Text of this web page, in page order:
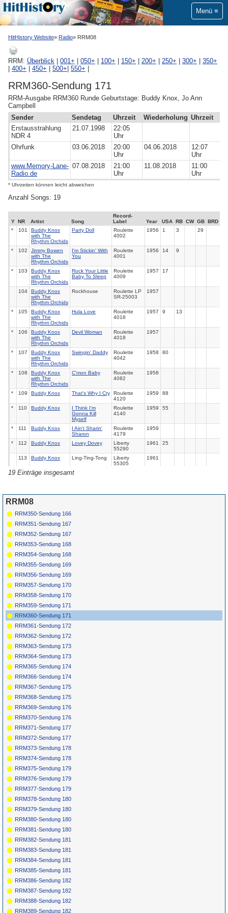
Menü
HitHistory Website Radio RRM08
RRM: Überblick 001+ 050+ 100+ 150+ 200+ 250+ 300+
350+
400+ 450+ 500+ 550+
RRM360-Sendung 171
RRM-Ausgabe RRM360 Runde Geburtstage: Buddy Knox, Jo Ann
Campbell
Sender
Sendetag Uhrzeit Wiederholung Uhrzeit
Erstausstrahlung
NDR 4
21.07.1998
22:05
Uhr
Ohrfunk
03.06.2018
20:00
Uhr
04.06.2018
12:07
Uhr
www.Memory-Lane-
Radio.de
07.08.2018
21:00
Uhr
11.08.2018
11:00
Uhr
* Uhrzeiten können leicht abweichen
Anzahl Songs: 19
Y NR Artist Song
Record-
Label
Year USA RB CW GB BRD
*
101
Buddy Knox
with The
Rhythm Orchids
Party Doll
Roulette
4002
1956 1 3 29
* 102
Jimmy Bowen
with The
Rhythm Orchids
I'm Stickin' With
You
Roulette
4001
1956 14 9
* 103
Buddy Knox
with The
Rhythm Orchids
Rock Your Little
Baby To Sleep
Roulette
4009
1957 17
104
Buddy Knox
with The
Rhythm Orchids
Rockhouse
Roulette LP
SR-25003
1957
* 105
Buddy Knox
with The
Rhythm Orchids
Hula Love
Roulette
4018
1957 9 13
* 106
Buddy Knox
with The
Rhythm Orchids
Devil Woman
Roulette
4018
1957
* 107
Buddy Knox
with The
Rhythm Orchids
Swingin' Daddy
Roulette
4042
1958 80
* 108
Buddy Knox
with The
Rhythm Orchids
C'mon Baby
Roulette
4082
1958
* 109 Buddy Knox That's Why I Cry
Roulette
4120
1959 88
* 110 Buddy Knox
I Think I'm
Gonna Kill
Myself
Roulette
4140
1959 55
* 111 Buddy Knox
I Ain't Sharin'
Sharon
Roulette
4179
1959
* 112 Buddy Knox Lovey Dovey
Liberty
55290
1961 25
113 Buddy Knox Ling-Ting-Tong
Liberty
55305
1961
114
Jo Ann
Campbell
Beg Your
116
Jo Ann
* 117
Jo Ann
Campbell
* 118
Jo Ann
Campbell
* 119 Jo Ann & Troy
19 Einträge insgesamt
RRM08
RRM350-Sendung 166
RRM351-Sendung 167
RRM352-Sendung 167
RRM353-Sendung 168
RRM354-Sendung 168
RRM355-Sendung 169
RRM356-Sendung 169
RRM357-Sendung 170
RRM358-Sendung 170
RRM359-Sendung 171
RRM360-Sendung 171
RRM361-Sendung 172
RRM362-Sendung 172
RRM363-Sendung 173
RRM364-Sendung 173
RRM365-Sendung 174
RRM366-Sendung 174
RRM367-Sendung 175
RRM368-Sendung 175
RRM369-Sendung 176
RRM370-Sendung 176
RRM371-Sendung 177
RRM372-Sendung 177
RRM373-Sendung 178
RRM374-Sendung 178
RRM375-Sendung 179
RRM376-Sendung 179
RRM377-Sendung 179
RRM378-Sendung 180
RRM379-Sendung 180
RRM380-Sendung 180
RRM381-Sendung 180
RRM382-Sendung 181
RRM383-Sendung 181
RRM384-Sendung 181
RRM385-Sendung 181
RRM386-Sendung 182
RRM387-Sendung 182
RRM388-Sendung 182
RRM389-Sendung 182